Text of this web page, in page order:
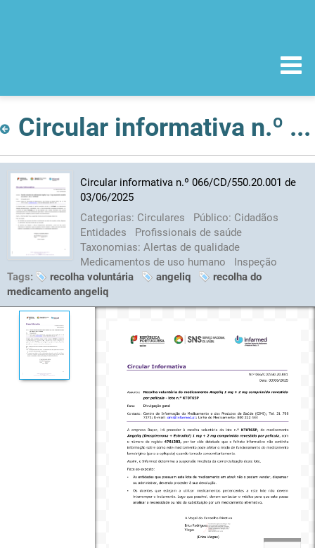
Circular informativa n.º 066/CD/550.20.001 de 03/06/2025
Circular informativa n.º 066/CD/550.20.001 de
03/06/2025
Categorias: Circulares Público: Cidadãos
Entidades
Profissionais de saúde
Taxonomias: Alertas de qualidade
Medicamentos de uso humano
Inspeção
Tags:
recolha voluntária angeliq
recolha do
medicamento angeliq